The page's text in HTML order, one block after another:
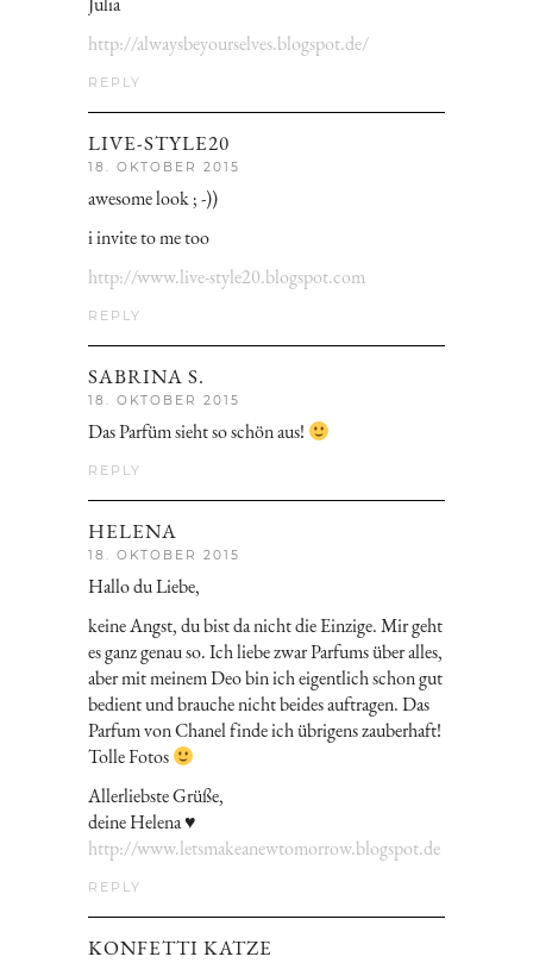
http://alwaysbeyourselves.blogspot.de/
REPLY
LIVE-STYLE20
18. OKTOBER 2015
awesome look ; -))
i invite to me too
http://www.live-style20.blogspot.com
REPLY
SABRINA S.
18. OKTOBER 2015
Das Parfüm sieht so schön aus!
REPLY
HELENA
18. OKTOBER 2015
Hallo du Liebe,
keine Angst, du bist da nicht die Einzige. Mir geht
es ganz genau so. Ich liebe zwar Parfums über alles,
aber mit meinem Deo bin ich eigentlich schon gut
bedient und brauche nicht beides auftragen. Das
Parfum von Chanel finde ich übrigens zauberhaft!
Tolle Fotos
Allerliebste Grüße,
deine Helena ♥
http://www.letsmakeanewtomorrow.blogspot.de
REPLY
KONFETTI KATZE